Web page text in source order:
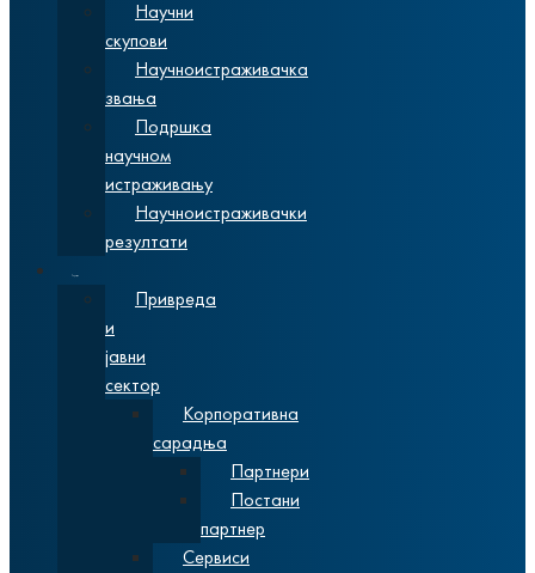
Научни
скупови
Научноистраживачка
звања
Подршка
научном
истраживању
Научноистраживачки
резултати
Привреда
и
јавни
сектор
Корпоративна
сарадња
Партнери
Постани
партнер
Сервиси